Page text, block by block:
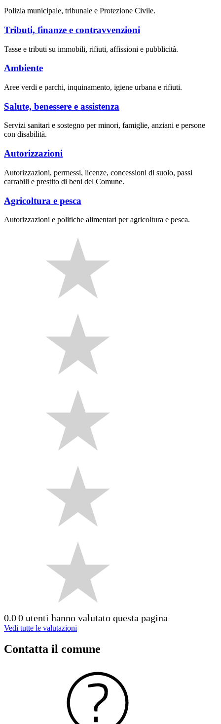
Polizia municipale, tribunale e Protezione Civile.
Tributi, finanze e contravvenzioni
Tasse e tributi su immobili, rifiuti, affissioni e pubblicità.
Ambiente
Aree verdi e parchi, inquinamento, igiene urbana e rifiuti.
Salute, benessere e assistenza
Servizi sanitari e sostegno per minori, famiglie, anziani e persone
con disabilità.
Autorizzazioni
Autorizzazioni, permessi, licenze, concessioni di suolo, passi
carrabili e prestito di beni del Comune.
Agricoltura e pesca
Autorizzazioni e politiche alimentari per agricoltura e pesca.
0.00 utenti hanno valutato questa pagina
Vedi tutte le valutazioni
Contatta il comune